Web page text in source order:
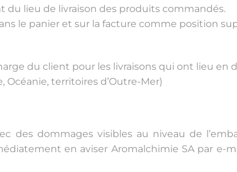
du lieu de livraison des produits commandés.
le panier et sur la facture comme position
du client pour les livraisons qui ont lieu en
Océanie, territoires d’Outre-Mer)
des dommages visibles au niveau de
en aviser Aromalchimie SA par e-